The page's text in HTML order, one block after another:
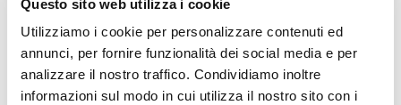
Questo sito web utilizza i cookie
Utilizziamo i cookie per personalizzare contenuti ed
annunci, per fornire funzionalità dei social media e per
analizzare il nostro traffico. Condividiamo inoltre
informazioni sul modo in cui utilizza il nostro sito con i
115,00 €
-60%
46,00 €
ledersandalen mit mignon-
135,00 €
-60%
54,00 €